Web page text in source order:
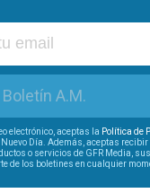
A.M.
electrónico, aceptas la Política de
Nuevo Día. Además, aceptas
o servicios de GFR Media,
de los boletines en cualquier